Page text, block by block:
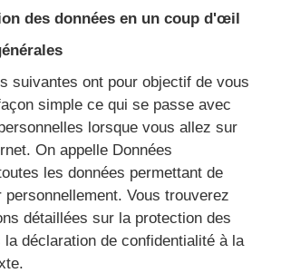
des données en un coup d'œil
suivantes ont pour objectif de vous
simple ce qui se passe avec
lorsque vous allez sur
On appelle Données
les données permettant de
Vous trouverez
détaillées sur la protection des
la déclaration de confidentialité à la